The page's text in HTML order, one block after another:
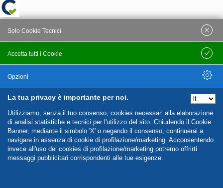
La tua privacy è importante per noi.
Utilizziamo, senza il tuo consenso, cookies necessari alla elaborazione
di analisi statistiche e tecnici per l'utilizzo del sito. Chiudendo il Cookie
Banner, mediante il simbolo 'X' o negando il consenso, continuerai a
navigare in assenza di cookie di profilazione/marketing. Acconsentendo
invece all'uso dei cookies di profilazione/marketing potremo offrirti
messaggi pubblicitari corrispondenti alle tue esigenze.
Accetta tutti i Cookie
Solo Cookie Tecnici
Salva
Opzioni
Nascondi Opzioni